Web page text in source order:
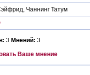
, Чаннинг Татум
3 Мнений: 3
Ваше мнение